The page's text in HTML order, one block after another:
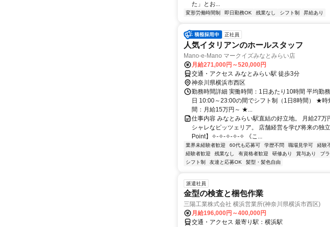
た」とお...
変形労働時間制 即日勤務OK 残業なし シフト制 昇給あり
正社員
人気イタリアンのホールスタッフ
Mano-e-Mano マークイズみなとみらい店
月給271,000円～520,000円
交通・アクセス みなとみらい駅 徒歩3分
神奈川県横浜市西区
勤務時間詳細 実働時間：1日あたり10時間 平均勤
日 10:00～23:00の間でシフト制（1日8時間） ★時
間：月給15万円～ ★...
仕事内容 みなとみらい駅直結の好立地。 月給27万
シャレなピッツェリア。 店舗経営を学び将来の
Point】✧-✧-✧-✧-✧ 《こ...
業界未経験者歓迎 60代も応募可 学歴不問 職場見学可 経験
経験者歓迎
残業なし 有資格者歓迎 研修あり 賞与あり ブ
シフト制
友達と応募OK 髪型・髪色自由
派遣社員
金型の検査と梱包作業
三陽工業株式会社 横浜営業所(神奈川県横浜市西区)
月給196,000円～400,000円
交通・アクセス 最寄り駅：横浜駅